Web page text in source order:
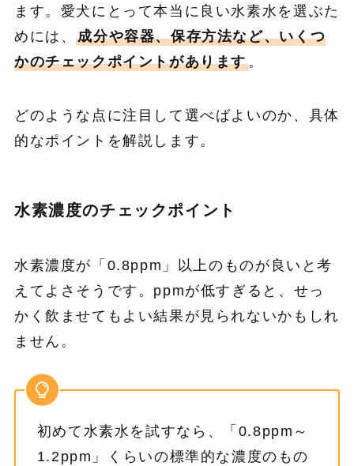
ます。愛犬にとって本当に良い水素水を選ぶた
めには、成分や容器、保存方法など、いくつ
かのチェックポイントがあります。
どのような点に注目して選べばよいのか、具体
的なポイントを解説します。
水素濃度のチェックポイント
水素濃度が「0.8ppm」以上のものが良いと考
えてよさそうです。ppmが低すぎると、せっ
かく飲ませてもよい結果が見られないかもしれ
ません。
初めて水素水を試すなら、「0.8ppm～
1.2ppm」くらいの標準的な濃度のもの